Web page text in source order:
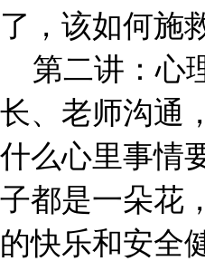
了，该如何施
第二讲：心
长、老师沟通
什么心里事情
子都是一朵花
的快乐和安全